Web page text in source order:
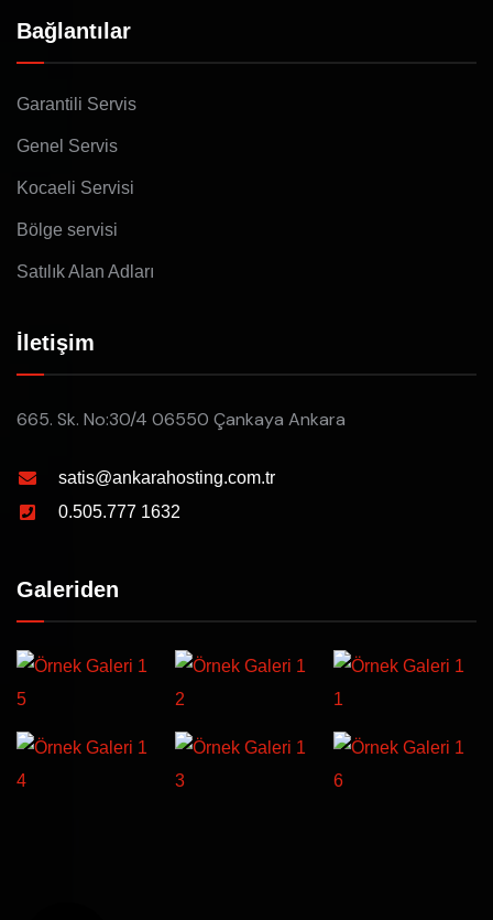
Bağlantılar
Garantili Servis
Genel Servis
Kocaeli Servisi
Bölge servisi
Satılık Alan Adları
İletişim
665. Sk. No:30/4 06550 Çankaya Ankara
satis@ankarahosting.com.tr
0.505.777 1632
Galeriden